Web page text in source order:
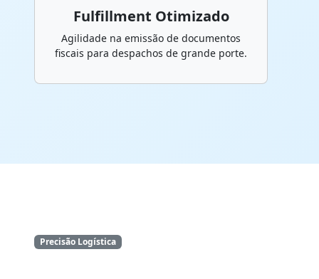
Fulfillment Otimizado
Agilidade na emissão de documentos
fiscais para despachos de grande porte.
Precisão Logística